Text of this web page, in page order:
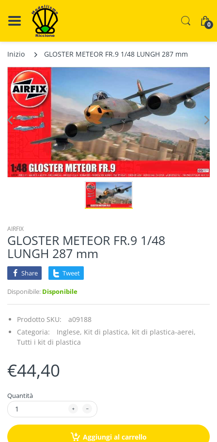
0
Inizio GLOSTER METEOR FR.9 1/48 LUNGH 287 mm
AIRFIX
GLOSTER METEOR FR.9 1/48
LUNGH 287 mm
Share Tweet
Disponibile: Disponibile
Prodotto SKU:
a09188
Categoria:
Inglese, Kit di plastica, kit di plastica-aerei,
Tutti i kit di plastica
€44,40
Quantità
Aggiungi al carrello